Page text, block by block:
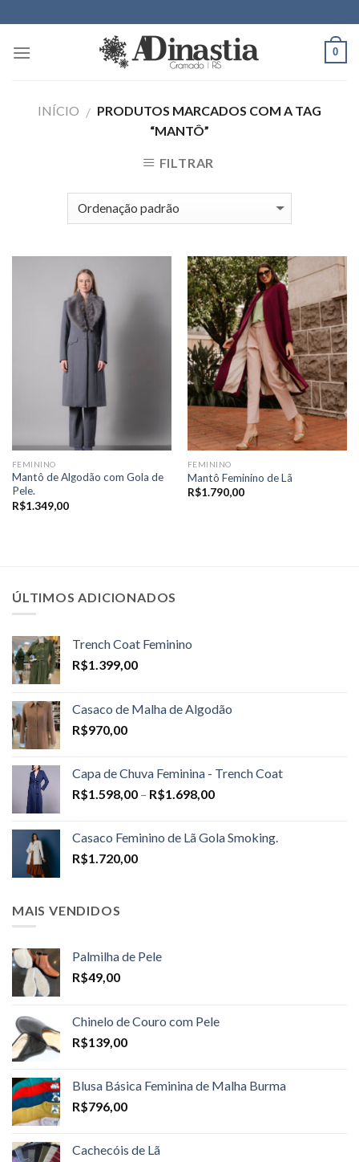
to
content
0
INÍCIO / PRODUTOS MARCADOS COM A TAG
“MANTÔ”
FILTRAR
FEMININO
Mantô de Algodão com Gola de
Pele.
R$1.349,00
FEMININO
Mantô Feminino de Lã
R$1.790,00
ÚLTIMOS ADICIONADOS
Trench Coat Feminino
R$1.399,00
Casaco de Malha de Algodão
R$970,00
Capa de Chuva Feminina - Trench Coat
R$1.598,00 – R$1.698,00Price
through
Casaco Feminino de Lã Gola Smoking.
R$1.720,00
MAIS VENDIDOS
Palmilha de Pele
R$49,00
Chinelo de Couro com Pele
R$139,00
Blusa Básica Feminina de Malha Burma
R$796,00
Cachecóis de Lã